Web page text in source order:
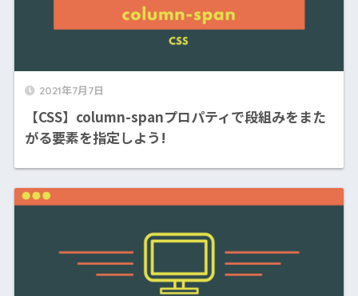
2021年7月7日
【CSS】column-spanプロパティで段組みをまた
がる要素を指定しよう!